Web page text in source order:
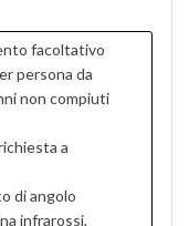
facoltativo
persona da
non compiuti
a
di angolo
infrarossi,